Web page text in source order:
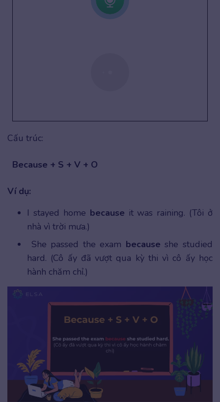
Cấu trúc:
Because + S + V + O
Ví dụ:
I stayed home because it was raining. (Tôi ở
nhà vì trời mưa.)
She passed the exam becauseshe studied
hard. (Cô ấy đã vượt qua kỳ thi vì cô ấy học
hành chăm chỉ.)